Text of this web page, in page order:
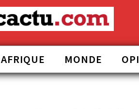
AFRIQUE MONDE